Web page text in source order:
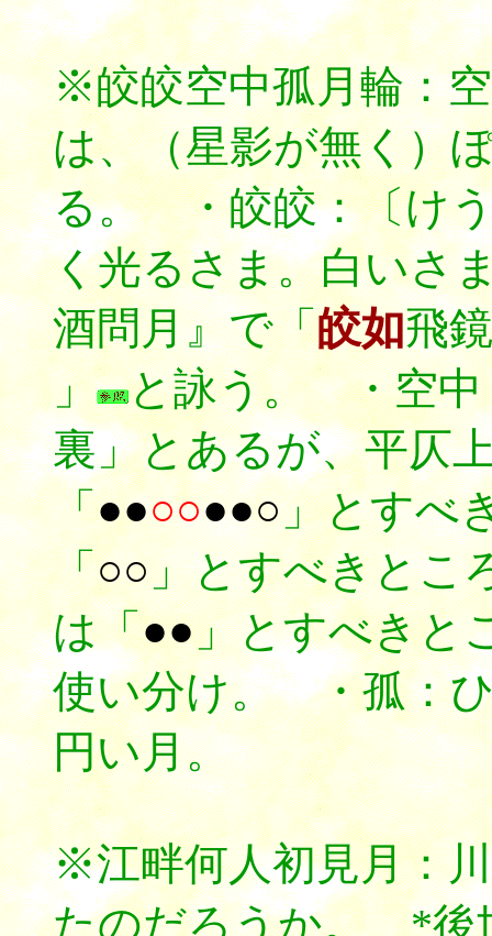
※皎皎空中孤月輪：
は、（星影が無く）
る。 ・皎皎：〔け
く光るさま。白いさ
酒問月』で「皎如飛
」
と詠う。 ・空中
裏」とあるが、平仄
「●●○○●●○」とすべ
「○○」とすべきとこ
は「●●」とすべきと
使い分け。 ・孤：
円い月。
※江畔何人初見月：
たのだろうか。 *後